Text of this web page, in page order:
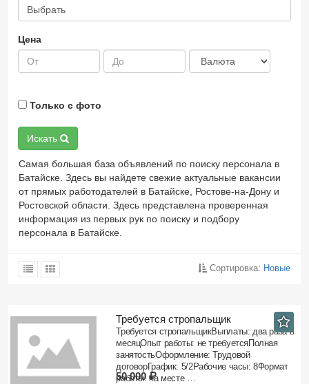
Выбрать
Цена
Только с фото
Искать
Самая большая база объявлений по поиску персонала в
Батайске. Здесь вы найдете свежие актуальные вакансии
от прямых работодателей в Батайске, Ростове-на-Дону и
Ростовской области. Здесь представлена проверенная
информация из первых рук по поиску и подбору
персонала в Батайске.
Сортировка: Новые
Требуется стропальщик
Требуется стропальщикВыплаты: два раза в
месяцОпыт работы: не требуетсяПолная
занятостьОформление: Трудовой
договорГрафик: 5/2Рабочие часы: 8Формат
работы: на месте …
50 000